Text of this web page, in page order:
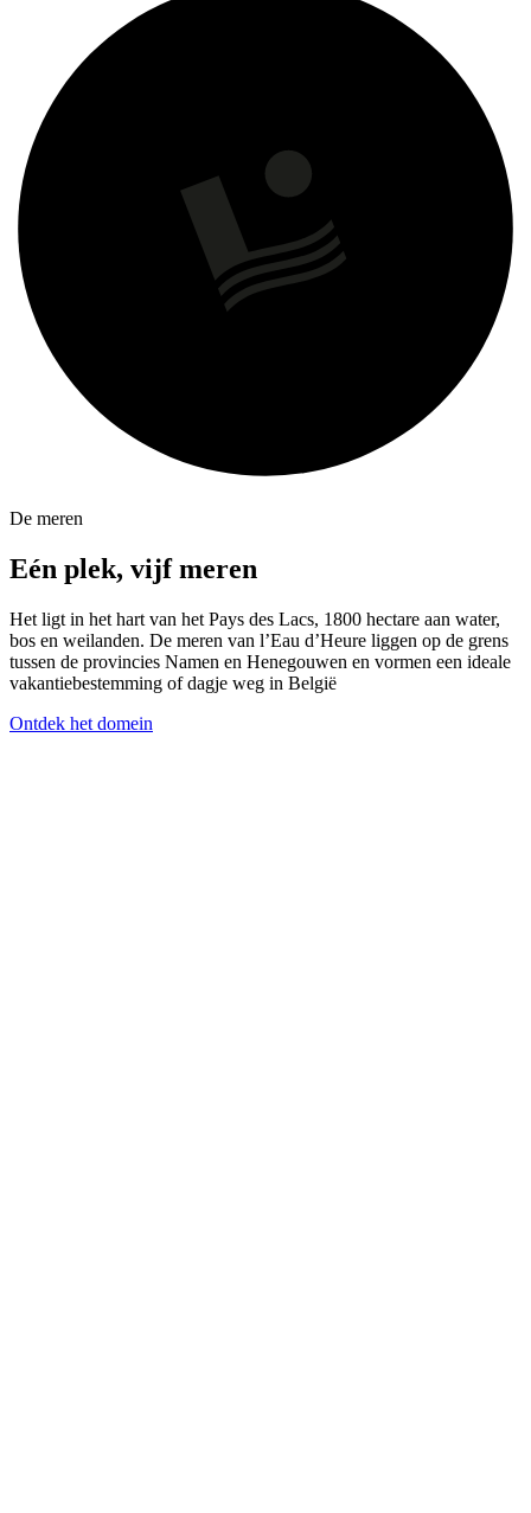
ONTDEK HET PLAN
ONTDEK HET PLAN
De meren
Eén plek, vijf meren
Het ligt in het hart van het Pays des Lacs, 1800 hectare aan water,
bos en weilanden. De meren van l’Eau d’Heure liggen op de grens
tussen de provincies Namen en Henegouwen en vormen een ideale
vakantiebestemming of dagje weg in België
Ontdek het domein